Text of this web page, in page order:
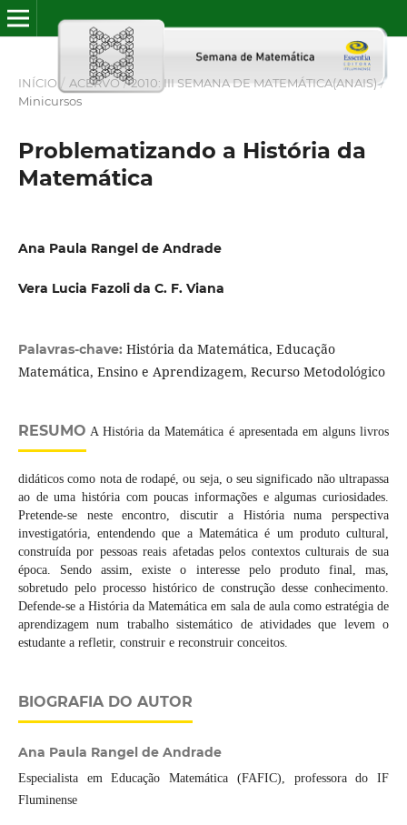
INÍCIO / ACERVO / 2010: III SEMANA DE MATEMÁTICA(ANAIS) /
Minicursos
Problematizando a História da
Matemática
Ana Paula Rangel de Andrade
Vera Lucia Fazoli da C. F. Viana
Palavras-chave: História da Matemática, Educação
Matemática, Ensino e Aprendizagem, Recurso Metodológico
RESUMO A História da Matemática é apresentada em alguns livros
didáticos como nota de rodapé, ou seja, o seu significado não ultrapassa
ao de uma história com poucas informações e algumas curiosidades.
Pretende-se neste encontro, discutir a História numa perspectiva
investigatória, entendendo que a Matemática é um produto cultural,
construída por pessoas reais afetadas pelos contextos culturais de sua
época. Sendo assim, existe o interesse pelo produto final, mas,
sobretudo pelo processo histórico de construção desse conhecimento.
Defende-se a História da Matemática em sala de aula como estratégia de
aprendizagem num trabalho sistemático de atividades que levem o
estudante a refletir, construir e reconstruir conceitos.
BIOGRAFIA DO AUTOR
Ana Paula Rangel de Andrade
Especialista em Educação Matemática (FAFIC), professora do IF
Fluminense